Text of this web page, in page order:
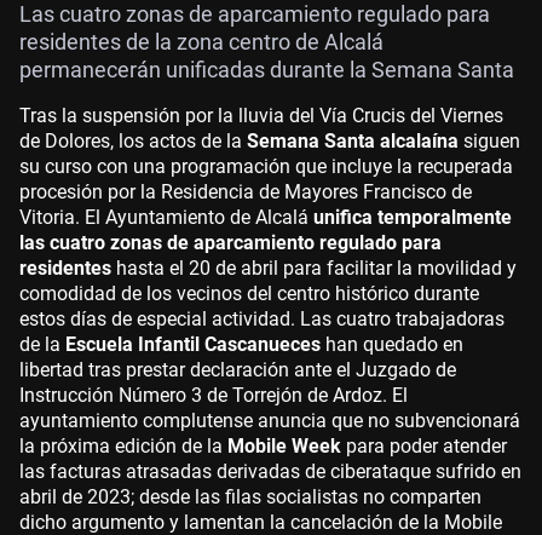
Las cuatro zonas de aparcamiento regulado para
residentes de la zona centro de Alcalá
permanecerán unificadas durante la Semana Santa
Tras la suspensión por la lluvia del Vía Crucis del Viernes
de Dolores, los actos de la Semana Santa alcalaína siguen
su curso con una programación que incluye la recuperada
procesión por la Residencia de Mayores Francisco de
Vitoria. El Ayuntamiento de Alcalá unifica temporalmente
las cuatro zonas de aparcamiento regulado para
residentes hasta el 20 de abril para facilitar la movilidad y
comodidad de los vecinos del centro histórico durante
estos días de especial actividad. Las cuatro trabajadoras
de la Escuela Infantil Cascanueces han quedado en
libertad tras prestar declaración ante el Juzgado de
Instrucción Número 3 de Torrejón de Ardoz. El
ayuntamiento complutense anuncia que no subvencionará
la próxima edición de la Mobile Week para poder atender
las facturas atrasadas derivadas de ciberataque sufrido en
abril de 2023; desde las filas socialistas no comparten
dicho argumento y lamentan la cancelación de la Mobile